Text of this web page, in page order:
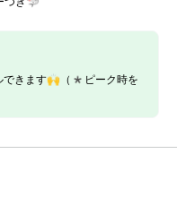
きます🙌（*ピーク時を